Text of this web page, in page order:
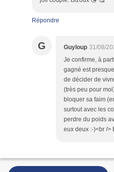
Répondre
G Guyloup 31/08/
Je confirme, à
gagné est
de décider de
(très peu pour
bloquer sa faim
surtout avec les
perdre du poids
eux deux :-)<br />